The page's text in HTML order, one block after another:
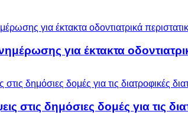
για έκτακτα
στις δημόσιες δομές για τις